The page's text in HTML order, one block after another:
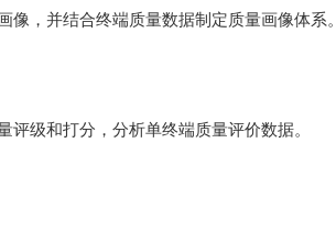
，并结合终端质量数据制定质量画像体系。
级和打分，分析单终端质量评价数据。